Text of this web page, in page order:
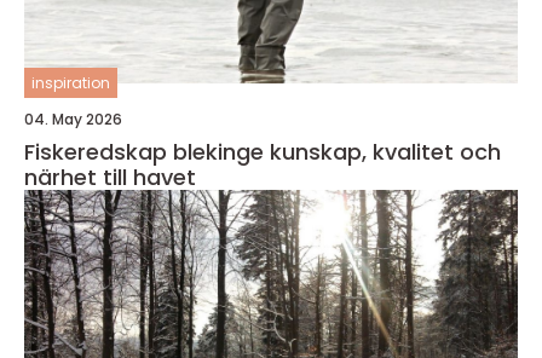
inspiration
04. May 2026
Fiskeredskap blekinge kunskap, kvalitet och
närhet till havet